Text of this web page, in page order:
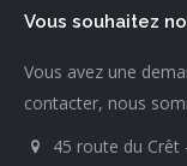
Vous souhaitez
Vous avez une
contacter, nous
45 route du Crêt